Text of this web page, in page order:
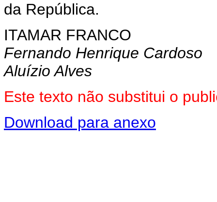
da República.
ITAMAR FRANCO
Fernando Henrique Cardoso
Aluízio Alves
Este texto não substitui o
Download para anexo